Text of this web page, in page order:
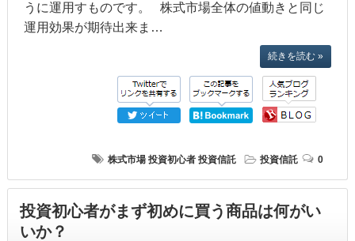
うに運用すものです。 株式市場全体の値動きと同じ
運用効果が期待出来ま…
続きを読む »
株式市場 投資初心者 投資信託 投資信託 0
投資初心者がまず初めに買う商品は何がい
いか？